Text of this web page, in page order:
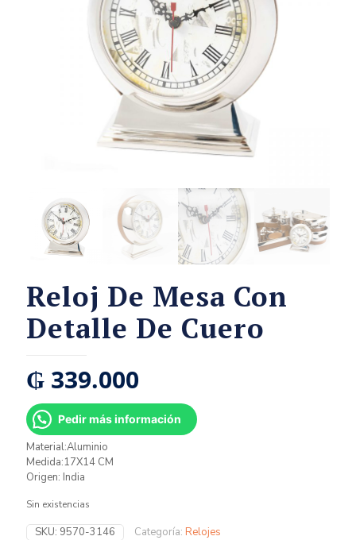
Reloj De Mesa Con
Detalle De Cuero
₲ 339.000
Pedir más información
Material:Aluminio
Medida:17X14 CM
Origen: India
Sin existencias
SKU: 9570-3146 Categoría: Relojes